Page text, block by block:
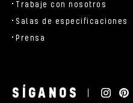
Trabaje con nosotros
Salas de especificaciones
Prensa
SÍGANOS